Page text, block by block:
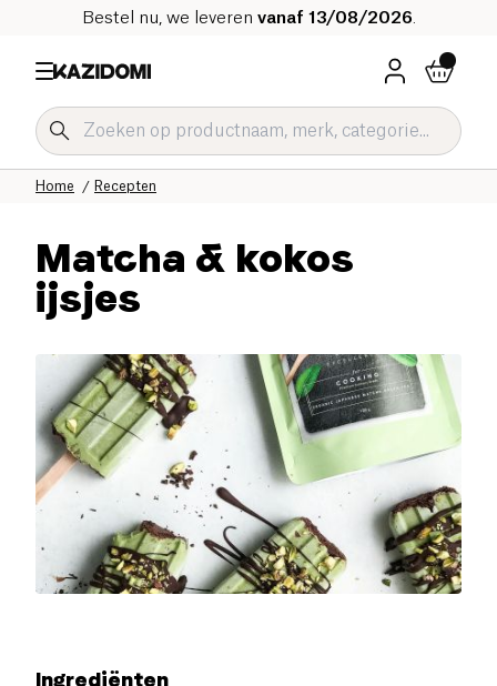
Bestel nu, we leveren vanaf 13/08/2026
Recepten
Home
Matcha & kokos
ijsjes
Ingrediënten